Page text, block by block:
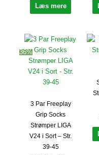
Læs mere
36%
3 Par Freeplay
Grip Socks
Strømper LIGA
V24 i Sort – Str.
39-45